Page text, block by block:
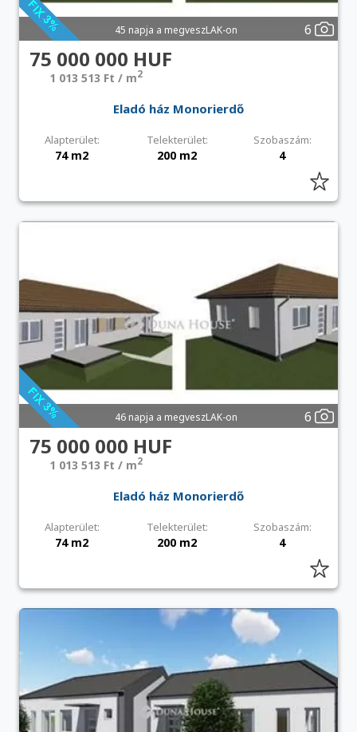
45 napja a megveszLAK-on 6
75 000 000 HUF
1 013 513 Ft / m2
Eladó ház Monorierdő
Alapterület: Telekterület: Szobaszám:
74 m2 200 m2 4
46 napja a megveszLAK-on 6
75 000 000 HUF
1 013 513 Ft / m2
Eladó ház Monorierdő
Alapterület: Telekterület: Szobaszám:
74 m2 200 m2 4